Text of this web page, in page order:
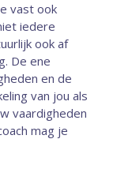
vast ook
iedere
ook af
De ene
en de
van jou als
vaardigheden
mag je